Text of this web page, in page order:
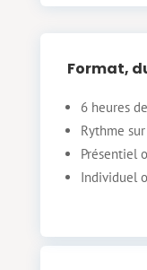
Format,
6 heures
Rythme
Présentiel
Individuel